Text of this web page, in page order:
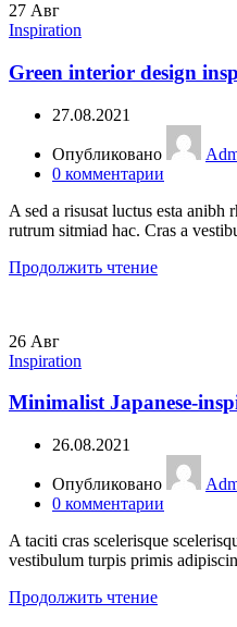
27 Авг
Inspiration
Green interior design
27.08.2021
Опубликовано
0 комментарии
A sed a risusat luctus esta anibh
rutrum sitmiad hac. Cras a
Продолжить чтение
26 Авг
Inspiration
Minimalist Japanese-
26.08.2021
Опубликовано
0 комментарии
A taciti cras scelerisque
vestibulum turpis primis
Продолжить чтение